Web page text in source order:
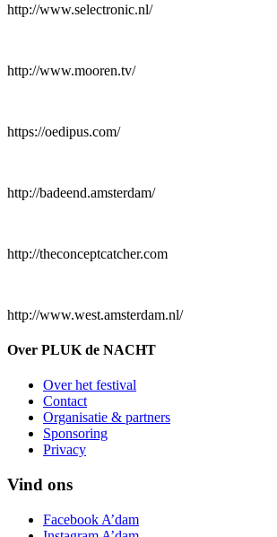
http://www.selectronic.nl/
http://www.mooren.tv/
https://oedipus.com/
http://badeend.amsterdam/
http://theconceptcatcher.com
http://www.west.amsterdam.nl/
Over PLUK de NACHT
Over het festival
Contact
Organisatie & partners
Sponsoring
Privacy
Vind ons
Facebook A’dam